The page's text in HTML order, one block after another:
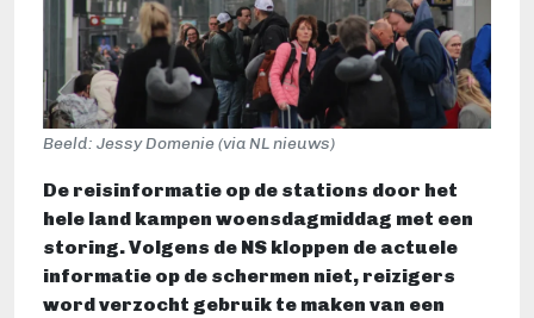
Beeld: Jessy Domenie (via NL nieuws)
De reisinformatie op de stations door het
hele land kampen woensdagmiddag met een
storing. Volgens de NS kloppen de actuele
informatie op de schermen niet, reizigers
word verzocht gebruik te maken van een